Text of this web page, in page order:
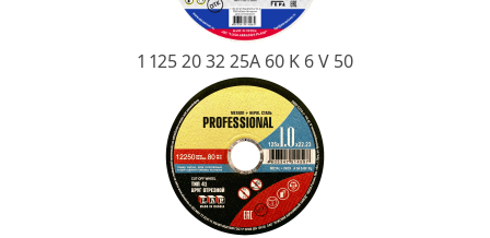
1 125 20 32 25А 60 K 6 V 50